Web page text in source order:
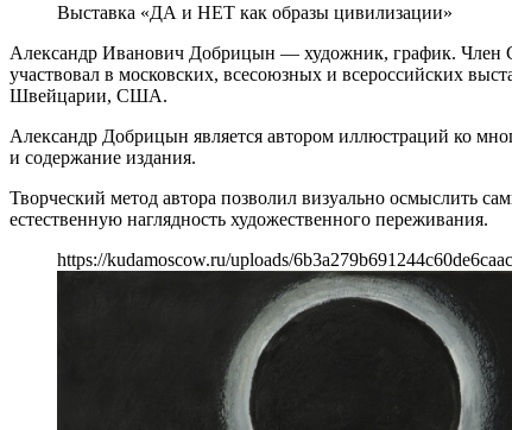
Выставка «ДА и НЕТ как образы цивилизации»
Александр Иванович Добрицын — художник, график. Член
участвовал в московских, всесоюзных и всероссийских
Швейцарии, США.
Александр Добрицын является автором иллюстраций ко
и содержание издания.
Творческий метод автора позволил визуально осмыслить
естественную наглядность художественного переживания.
https://kudamoscow.ru/uploads/